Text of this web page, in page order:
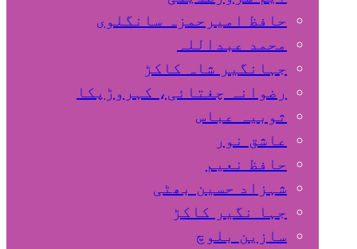
حافظ امیرحمزہ سانگلوی
محمد عبداللہ
جہانگیر شاہ کاکڑ
رضوانہ چغتائی، کہروڑپکا
ثوبیہ عباس
عاشق نور
حافظ نعیم
شہزاد حسین بھٹی
جہا نگیر کاکڑ
سازین بلوچ